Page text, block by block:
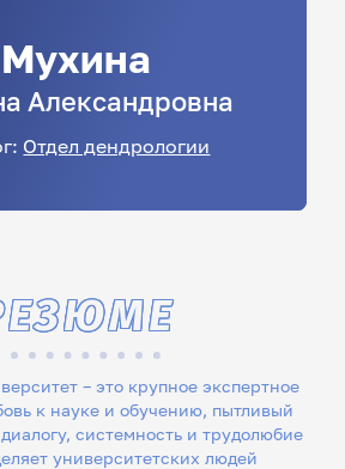
Мухина
Александровна
Отдел дендрологии
– это крупное экспертное
к науке и обучению, пытливый
университетских людей